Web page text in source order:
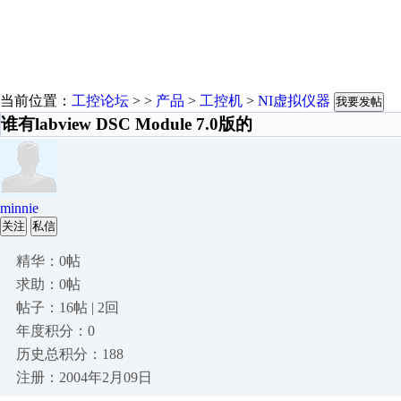
当前位置： 工控论坛 > > 产品 > 工控机 > NI虚拟仪器 我要发帖
谁有labview DSC Module 7.0版的
minnie
关注 私信
精华：0帖
求助：0帖
帖子：16帖 | 2回
年度积分：0
历史总积分：188
注册：2004年2月09日